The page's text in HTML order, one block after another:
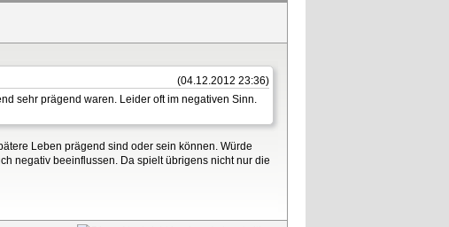
(04.12.2012 23:36)
sehr prägend waren. Leider oft im negativen Sinn.
Leben prägend sind oder sein können. Würde
negativ beeinflussen. Da spielt übrigens nicht nur die